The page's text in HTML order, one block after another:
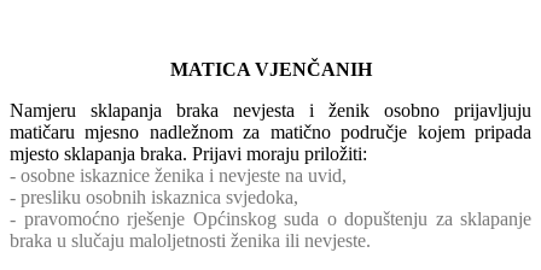
MATICA VJENČANIH
Namjeru sklapanja braka nevjesta i ženik osobno prijavljuju
matičaru mjesno nadležnom za matično područje kojem pripada
mjesto sklapanja braka. Prijavi moraju priložiti:
- osobne iskaznice ženika i nevjeste na uvid,
- presliku osobnih iskaznica svjedoka,
- pravomoćno rješenje Općinskog suda o dopuštenju za sklapanje
braka u slučaju maloljetnosti ženika ili nevjeste.